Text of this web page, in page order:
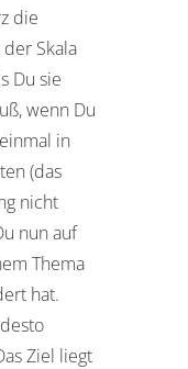
die
Skala
Du sie
wenn Du
in
(das
nicht
nun auf
Thema
hat.
Ziel liegt